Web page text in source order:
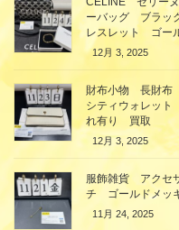
ーバッグ ブラッ
レスレット ゴ
12月 3, 2025
財布小物 長財
シティウォレッ
れ有り 買取
12月 3, 2025
服飾雑貨 アクセ
チ ゴールドメッ
11月 24, 2025